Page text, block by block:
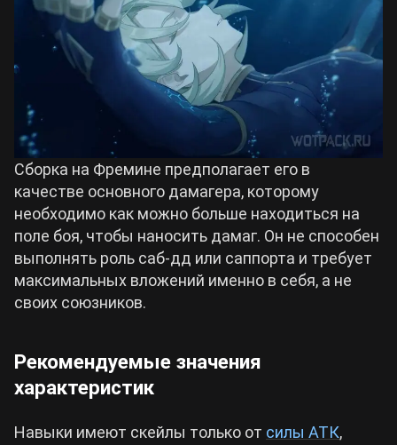
Сборка на Фремине предполагает его в
качестве основного дамагера, которому
необходимо как можно больше находиться на
поле боя, чтобы наносить дамаг. Он не способен
выполнять роль саб-дд или саппорта и требует
максимальных вложений именно в себя, а не
своих союзников.
Рекомендуемые значения
характеристик
Навыки имеют скейлы только от силы АТК,